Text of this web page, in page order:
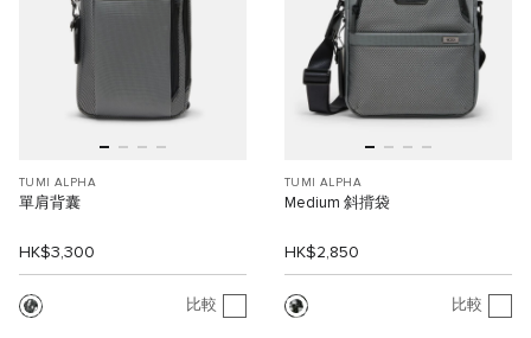
TUMI ALPHA
單肩背囊
HK$3,300
比較
TUMI ALPHA
Medium 斜揹袋
HK$2,850
比較